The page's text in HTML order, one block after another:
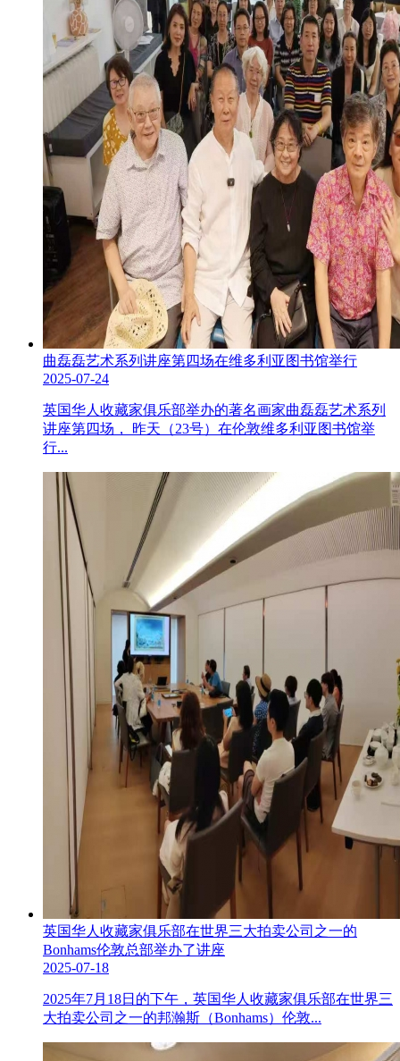
曲磊磊艺术系列讲座第四场在维多利亚图书馆举行
2025-07-24
英国华人收藏家俱乐部举办的著名画家曲磊磊艺术系列
讲座第四场， 昨天（23号）在伦敦维多利亚图书馆举
行...
英国华人收藏家俱乐部在世界三大拍卖公司之一的
Bonhams伦敦总部举办了讲座
2025-07-18
2025年7月18日的下午，英国华人收藏家俱乐部在世界三
大拍卖公司之一的邦瀚斯（Bonhams）伦敦...